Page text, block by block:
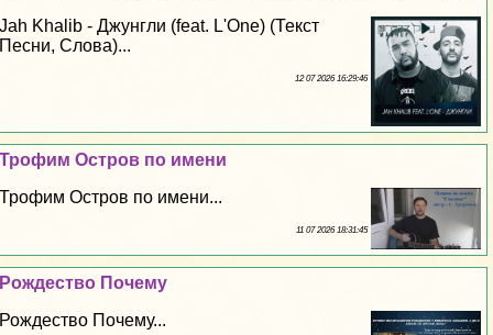
Jah Khalib - Джунгли (feat. L'One) (Текст
Песни, Слова)...
12 07 2026 16:29:46
Трофим Остров по имени
Трофим Остров по имени...
11 07 2026 18:31:45
Рождество Почему
Рождество Почему...